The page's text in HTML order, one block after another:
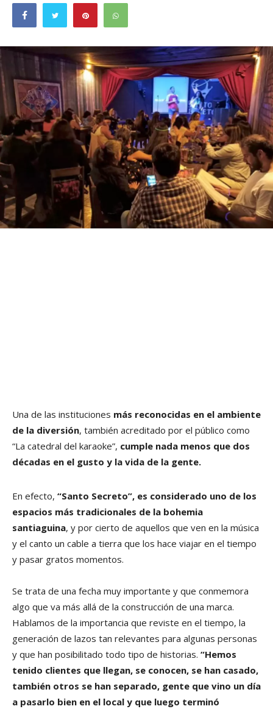
Una de las instituciones más reconocidas en el ambiente
de la diversión, también acreditado por el público como
“La catedral del karaoke”, cumple nada menos que dos
décadas en el gusto y la vida de la gente.
En efecto, “Santo Secreto”, es considerado uno de los
espacios más tradicionales de la bohemia
santiaguina, y por cierto de aquellos que ven en la música
y el canto un cable a tierra que los hace viajar en el tiempo
y pasar gratos momentos.
Se trata de una fecha muy importante y que conmemora
algo que va más allá de la construcción de una marca.
Hablamos de la importancia que reviste en el tiempo, la
generación de lazos tan relevantes para algunas personas
y que han posibilitado todo tipo de historias. “Hemos
tenido clientes que llegan, se conocen, se han casado,
también otros se han separado, gente que vino un día
a pasarlo bien en el local y que luego terminó